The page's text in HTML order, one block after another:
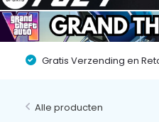
Gratis Verzending en
Alle producten